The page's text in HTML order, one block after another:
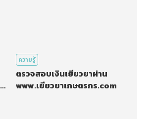
ความรู้
ตรวจสอบเงินเยียวยาผ่าน
www.เยียวยาเกษตรกร.com